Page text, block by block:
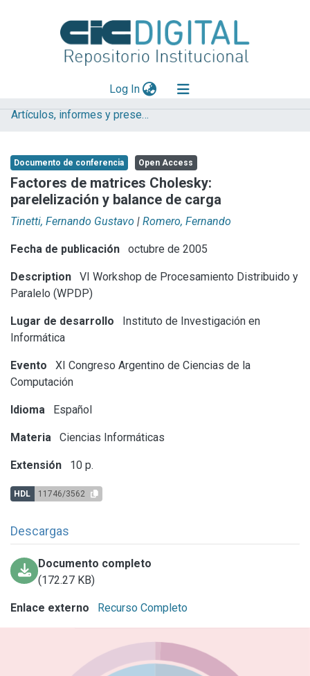
Log In(current)
Explorar
Aportar material
Statistics
Artículos, informes y presentaciones en Congresos
Documento de conferencia Open Access
Factores de matrices Cholesky:
parelelización y balance de carga
Tinetti, Fernando Gustavo | Romero, Fernando
Fecha de publicación octubre de 2005
Description
VI Workshop de Procesamiento Distribuido y
Paralelo (WPDP)
Lugar de desarrollo
Instituto de Investigación en
Informática
Evento
XI Congreso Argentino de Ciencias de la
Computación
Idioma Español
Materia Ciencias Informáticas
Extensión 10 p.
HDL 11746/3562
Descargas
Documento completo
(172.27 KB)
Enlace externo Recurso Completo